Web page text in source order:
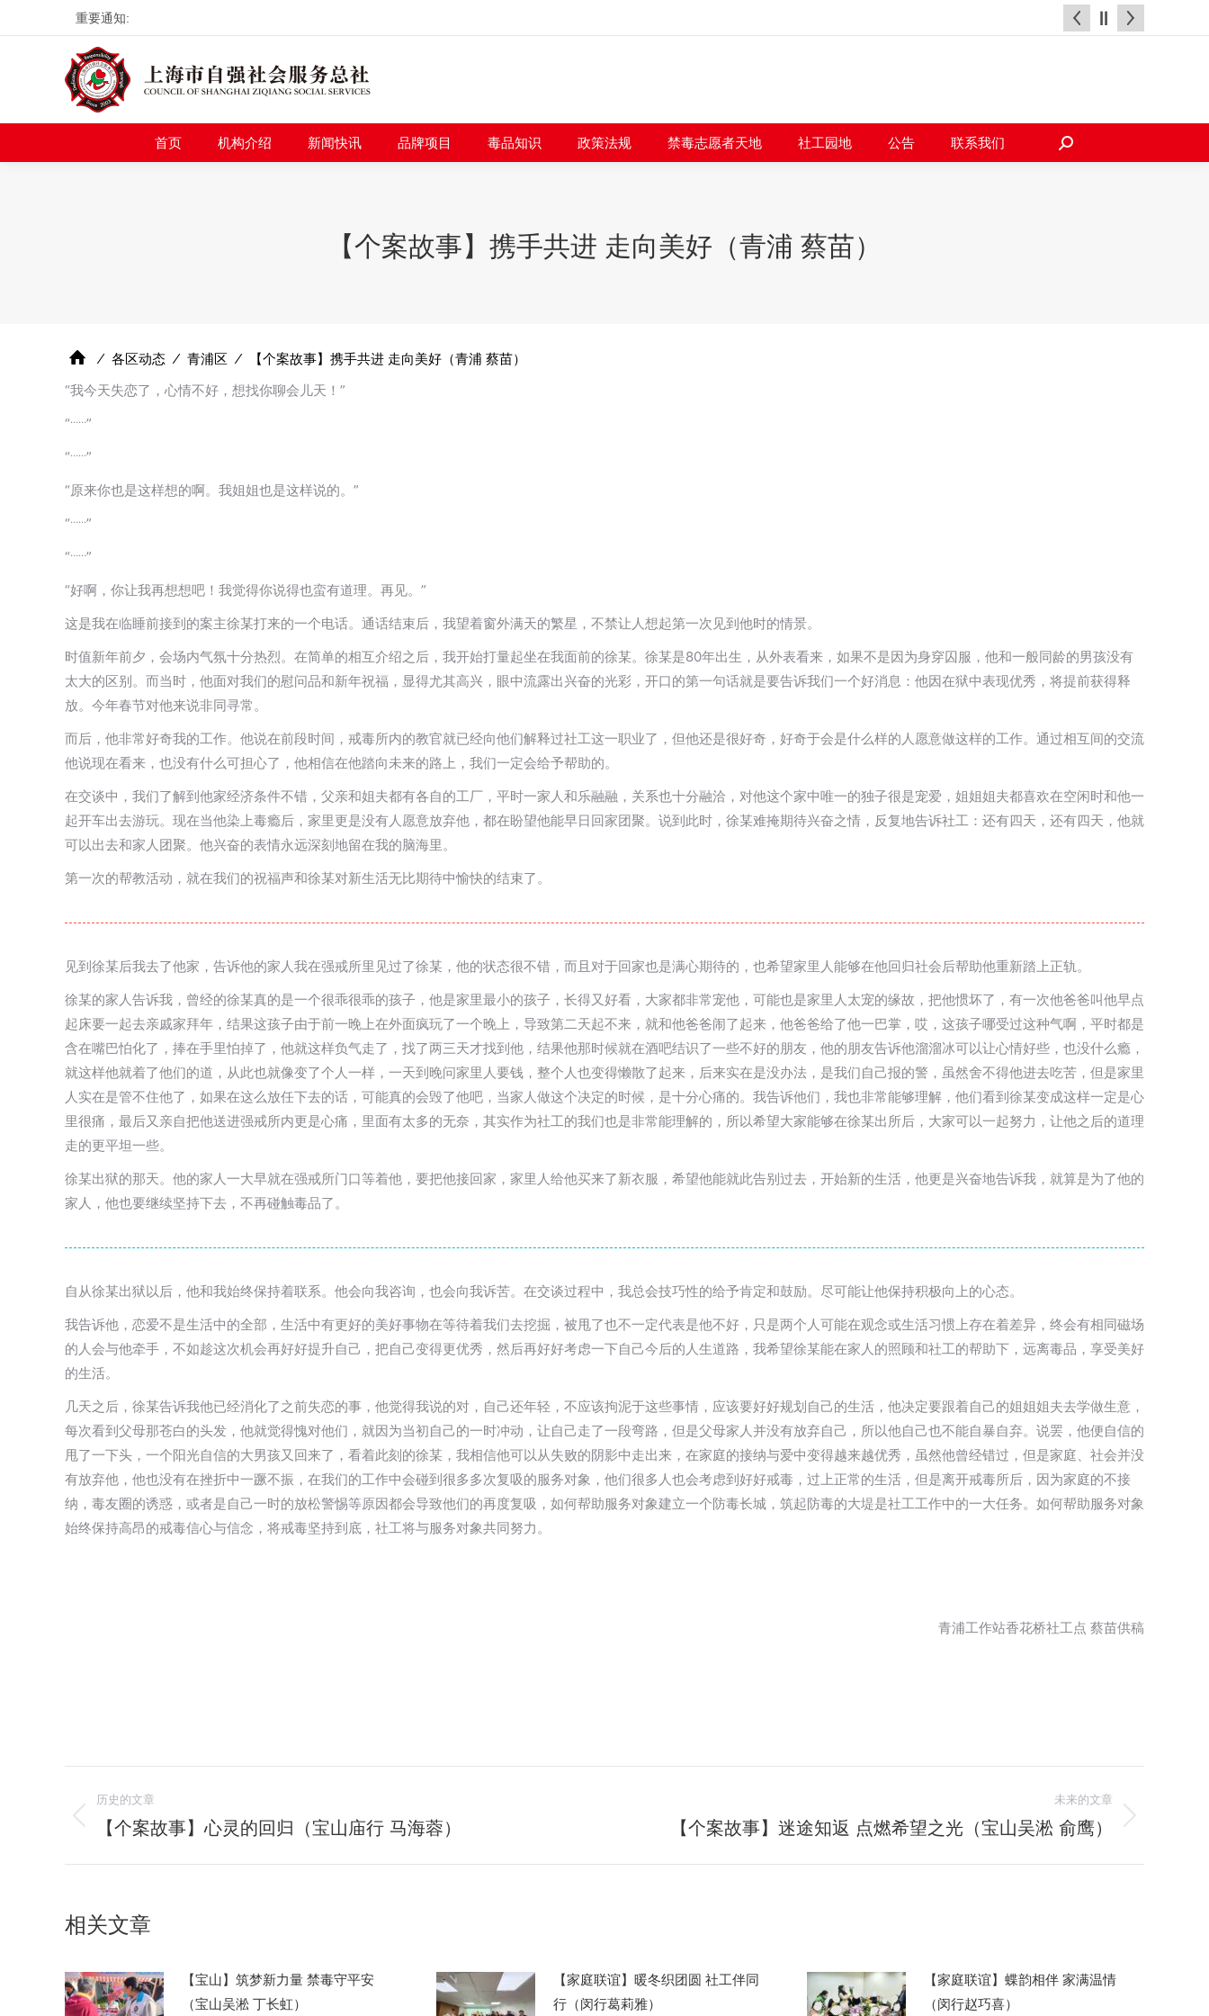
重要通知:
首页 机构介绍 新闻快讯 品牌项目 毒品知识 政策法规 禁毒志愿者天地 社工园地 公告 联系我们
搜
【个案故事】携手共进 走向美好（青浦 蔡苗）
⁄ 各区动态 ⁄ 青浦区 ⁄
【个案故事】携手共进 走向美好（青浦 蔡苗）
“我今天失恋了，心情不好，想找你聊会儿天！”
“……”
“……”
“原来你也是这样想的啊。我姐姐也是这样说的。”
“……”
“……”
“好啊，你让我再想想吧！我觉得你说得也蛮有道理。再见。”
这是我在临睡前接到的案主徐某打来的一个电话。通话结束后，我望着窗外满天的繁星，不禁让人想起第一次见到他时的情景。
时值新年前夕，会场内气氛十分热烈。在简单的相互介绍之后，我开始打量起坐在我面前的徐某。徐某是80年出生，从外表看来，如果不是因为身穿囚服，他和一般同龄的男孩没有
太大的区别。而当时，他面对我们的慰问品和新年祝福，显得尤其高兴，眼中流露出兴奋的光彩，开口的第一句话就是要告诉我们一个好消息：他因在狱中表现优秀，将提前获得释
放。今年春节对他来说非同寻常。
而后，他非常好奇我的工作。他说在前段时间，戒毒所内的教官就已经向他们解释过社工这一职业了，但他还是很好奇，好奇于会是什么样的人愿意做这样的工作。通过相互间的交流
他说现在看来，也没有什么可担心了，他相信在他踏向未来的路上，我们一定会给予帮助的。
在交谈中，我们了解到他家经济条件不错，父亲和姐夫都有各自的工厂，平时一家人和乐融融，关系也十分融洽，对他这个家中唯一的独子很是宠爱，姐姐姐夫都喜欢在空闲时和他一
起开车出去游玩。现在当他染上毒瘾后，家里更是没有人愿意放弃他，都在盼望他能早日回家团聚。说到此时，徐某难掩期待兴奋之情，反复地告诉社工：还有四天，还有四天，他就
可以出去和家人团聚。他兴奋的表情永远深刻地留在我的脑海里。
第一次的帮教活动，就在我们的祝福声和徐某对新生活无比期待中愉快的结束了。
见到徐某后我去了他家，告诉他的家人我在强戒所里见过了徐某，他的状态很不错，而且对于回家也是满心期待的，也希望家里人能够在他回归社会后帮助他重新踏上正轨。
徐某的家人告诉我，曾经的徐某真的是一个很乖很乖的孩子，他是家里最小的孩子，长得又好看，大家都非常宠他，可能也是家里人太宠的缘故，把他惯坏了，有一次他爸爸叫他早点
起床要一起去亲戚家拜年，结果这孩子由于前一晚上在外面疯玩了一个晚上，导致第二天起不来，就和他爸爸闹了起来，他爸爸给了他一巴掌，哎，这孩子哪受过这种气啊，平时都是
含在嘴巴怕化了，捧在手里怕掉了，他就这样负气走了，找了两三天才找到他，结果他那时候就在酒吧结识了一些不好的朋友，他的朋友告诉他溜溜冰可以让心情好些，也没什么瘾，
就这样他就着了他们的道，从此也就像变了个人一样，一天到晚问家里人要钱，整个人也变得懒散了起来，后来实在是没办法，是我们自己报的警，虽然舍不得他进去吃苦，但是家里
人实在是管不住他了，如果在这么放任下去的话，可能真的会毁了他吧，当家人做这个决定的时候，是十分心痛的。我告诉他们，我也非常能够理解，他们看到徐某变成这样一定是心
里很痛，最后又亲自把他送进强戒所内更是心痛，里面有太多的无奈，其实作为社工的我们也是非常能理解的，所以希望大家能够在徐某出所后，大家可以一起努力，让他之后的道理
走的更平坦一些。
徐某出狱的那天。他的家人一大早就在强戒所门口等着他，要把他接回家，家里人给他买来了新衣服，希望他能就此告别过去，开始新的生活，他更是兴奋地告诉我，就算是为了他的
家人，他也要继续坚持下去，不再碰触毒品了。
自从徐某出狱以后，他和我始终保持着联系。他会向我咨询，也会向我诉苦。在交谈过程中，我总会技巧性的给予肯定和鼓励。尽可能让他保持积极向上的心态。
我告诉他，恋爱不是生活中的全部，生活中有更好的美好事物在等待着我们去挖掘，被甩了也不一定代表是他不好，只是两个人可能在观念或生活习惯上存在着差异，终会有相同磁场
的人会与他牵手，不如趁这次机会再好好提升自己，把自己变得更优秀，然后再好好考虑一下自己今后的人生道路，我希望徐某能在家人的照顾和社工的帮助下，远离毒品，享受美好
的生活。
几天之后，徐某告诉我他已经消化了之前失恋的事，他觉得我说的对，自己还年轻，不应该拘泥于这些事情，应该要好好规划自己的生活，他决定要跟着自己的姐姐姐夫去学做生意，
每次看到父母那苍白的头发，他就觉得愧对他们，就因为当初自己的一时冲动，让自己走了一段弯路，但是父母家人并没有放弃自己，所以他自己也不能自暴自弃。说罢，他便自信的
甩了一下头，一个阳光自信的大男孩又回来了，看着此刻的徐某，我相信他可以从失败的阴影中走出来，在家庭的接纳与爱中变得越来越优秀，虽然他曾经错过，但是家庭、社会并没
有放弃他，他也没有在挫折中一蹶不振，在我们的工作中会碰到很多多次复吸的服务对象，他们很多人也会考虑到好好戒毒，过上正常的生活，但是离开戒毒所后，因为家庭的不接
纳，毒友圈的诱惑，或者是自己一时的放松警惕等原因都会导致他们的再度复吸，如何帮助服务对象建立一个防毒长城，筑起防毒的大堤是社工工作中的一大任务。如何帮助服务对象
始终保持高昂的戒毒信心与信念，将戒毒坚持到底，社工将与服务对象共同努力。
青浦工作站香花桥社工点 蔡苗供稿
章
导
历史的文章
历
章：
【个案故事】心灵的回归（宝山庙行 马海蓉）
未来的文章
【个案故事】迷途知返 点燃希望之光（宝山吴淞 俞鹰）
相关文章
【宝山】筑梦新力量 禁毒守平安
（宝山吴淞 丁长虹）
【家庭联谊】暖冬织团圆 社工伴同
行（闵行葛莉雅）
【家庭联谊】蝶韵相伴 家满温情
（闵行赵巧喜）
首页 机构介绍 新闻快讯 品牌项目 毒品知识 政策法规 禁毒志愿者天地 社工园地 公告 联系我们
搜